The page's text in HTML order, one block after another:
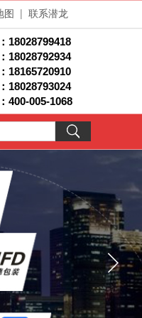
图 | 联系潜龙
18028799418
18028792934
18165720910
18028793024
400-005-1068